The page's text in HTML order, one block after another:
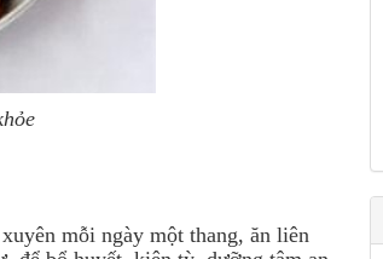
mỗi ngày một thang, ăn liên